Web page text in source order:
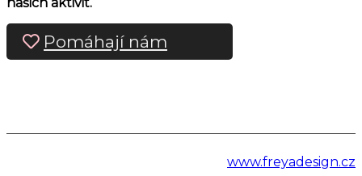
našich aktivit.
Pomáhají nám
www.freyadesign.cz